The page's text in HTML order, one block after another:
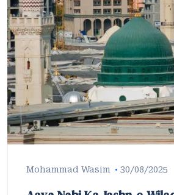
Mohammad Wasim 30/08/2025